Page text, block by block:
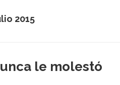
2015
le molestó